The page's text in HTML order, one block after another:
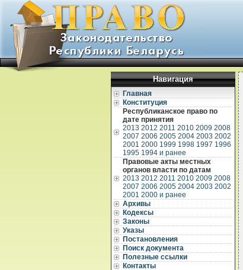
Навигация
Главная
Конституция
Республиканское право по
дате принятия
2013 2012 2011 2010 2009 2008
2007 2006 2005 2004 2003 2002
2001 2000 1999 1998 1997 1996
1995 1994 и ранее
Правовые акты местных
органов власти по датам
2013 2012 2011 2010 2009 2008
2007 2006 2005 2004 2003 2002
2001 2000 и ранее
Архивы
Кодексы
Законы
Указы
Постановления
Поиск документа
Полезные ссылки
Контакты